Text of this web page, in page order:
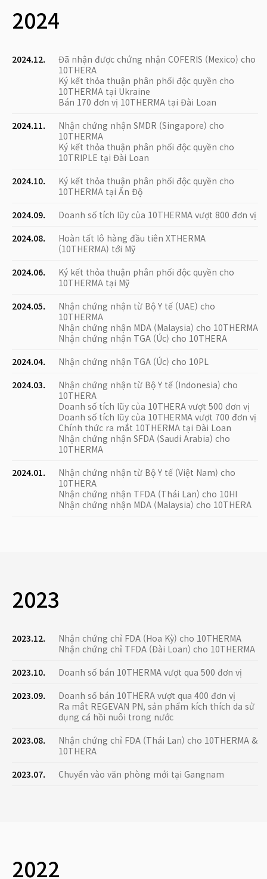
2024
2024.12.
Đã nhận được chứng nhận COFERIS (Mexico) cho
10THERA
Ký kết thỏa thuận phân phối độc quyền cho
10THERMA tại Ukraine
Bán 170 đơn vị 10THERMA tại Đài Loan
2024.11.
Nhận chứng nhận SMDR (Singapore) cho
10THERMA
Ký kết thỏa thuận phân phối độc quyền cho
10TRIPLE tại Đài Loan
2024.10.
Ký kết thỏa thuận phân phối độc quyền cho
10THERMA tại Ấn Độ
2024.09.
Doanh số tích lũy của 10THERMA vượt 800 đơn vị
2024.08.
Hoàn tất lô hàng đầu tiên XTHERMA
(10THERMA) tới Mỹ
2024.06.
Ký kết thỏa thuận phân phối độc quyền cho
10THERMA tại Mỹ
2024.05.
Nhận chứng nhận từ Bộ Y tế (UAE) cho
10THERMA
Nhận chứng nhận MDA (Malaysia) cho 10THERMA
Nhận chứng nhận TGA (Úc) cho 10THERA
2024.04.
Nhận chứng nhận TGA (Úc) cho 10PL
2024.03.
Nhận chứng nhận từ Bộ Y tế (Indonesia) cho
10THERA
Doanh số tích lũy của 10THERA vượt 500 đơn vị
Doanh số tích lũy của 10THERMA vượt 700 đơn vị
Chính thức ra mắt 10THERMA tại Đài Loan
Nhận chứng nhận SFDA (Saudi Arabia) cho
10THERMA
2024.01.
Nhận chứng nhận từ Bộ Y tế (Việt Nam) cho
10THERA
Nhận chứng nhận TFDA (Thái Lan) cho 10HI
Nhận chứng nhận MDA (Malaysia) cho 10THERA
2023
2023.12.
Nhận chứng chỉ FDA (Hoa Kỳ) cho 10THERMA
Nhận chứng chỉ TFDA (Đài Loan) cho 10THERMA
2023.10.
Doanh số bán 10THERMA vượt qua 500 đơn vị
2023.09.
Doanh số bán 10THERA vượt qua 400 đơn vị
Ra mắt REGEVAN PN, sản phẩm kích thích da sử
dụng cá hồi nuôi trong nước
2023.08.
Nhận chứng chỉ FDA (Thái Lan) cho 10THERMA &
10THERA
2023.07.
Chuyển vào văn phòng mới tại Gangnam
2022